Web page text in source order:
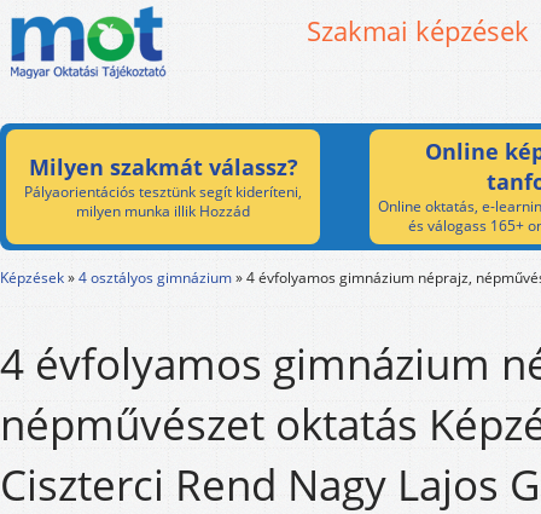
Szakmai képzések
Milyen szakmát válassz?
Pályaorientációs tesztünk segít kideríteni,
milyen munka illik Hozzád
Online
Online oktatás, e-
és válogass 165+
Képzések»4 osztályos gimnázium»4 évfolyamos gimnázium néprajz,
4 évfolyamos gimnázium
népművészet oktatás
Ciszterci Rend Nagy Lajos